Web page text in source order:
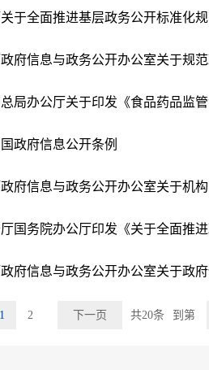
于全面推进基层政务公开标准化
政府信息公开条例
1 2 下一页 共20条 到第